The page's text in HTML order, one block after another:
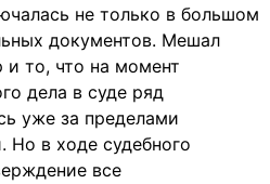
не только в большом
документов. Мешал
и то, что на момент
дела в суде ряд
уже за пределами
Но в ходе судебного
все